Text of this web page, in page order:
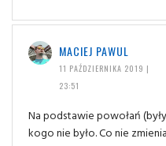
MACIEJ PAWUL
11 PAŹDZIERNIKA 2019 |
23:51
Na podstawie powołań
kogo nie było. Co nie